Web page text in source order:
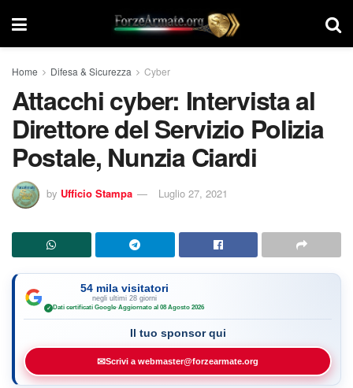
Home Difesa & Sicurezza Cyber
Attacchi cyber: Intervista al
Direttore del Servizio Polizia
Postale, Nunzia Ciardi
by Ufficio Stampa Luglio 27, 2021
54 mila visitatori
negli ultimi 28 giorni
✓ Dati certificati Google·Aggiornato al 08 Agosto 2026
Il tuo sponsor qui
✉Scrivi a webmaster@forzearmate.org